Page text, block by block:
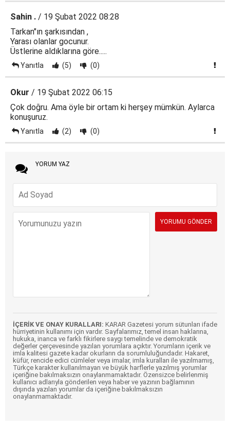
Sahin . / 19 Şubat 2022 08:28
Tarkan"ın şarkısından ,
Yarası olanlar gocunur.
Üstlerine aldıklarına göre.....
Yanıtla (5) (0)
Okur / 19 Şubat 2022 06:15
Çok doğru. Ama öyle bir ortam ki herşey mümkün. Aylarca
konuşuruz.
Yanıtla (2) (0)
YORUM YAZ
İÇERİK VE ONAY KURALLARI: KARAR Gazetesi yorum sütunları ifade
hürriyetinin kullanımı için vardır. Sayfalarımız, temel insan haklarına,
hukuka, inanca ve farklı fikirlere saygı temelinde ve demokratik
değerler çerçevesinde yazılan yorumlara açıktır. Yorumların içerik ve
imla kalitesi gazete kadar okurların da sorumluluğundadır. Hakaret,
küfür, rencide edici cümleler veya imalar, imla kuralları ile yazılmamış,
Türkçe karakter kullanılmayan ve büyük harflerle yazılmış yorumlar
içeriğine bakılmaksızın onaylanmamaktadır. Özensizce belirlenmiş
kullanıcı adlarıyla gönderilen veya haber ve yazının bağlamının
dışında yazılan yorumlar da içeriğine bakılmaksızın
onaylanmamaktadır.